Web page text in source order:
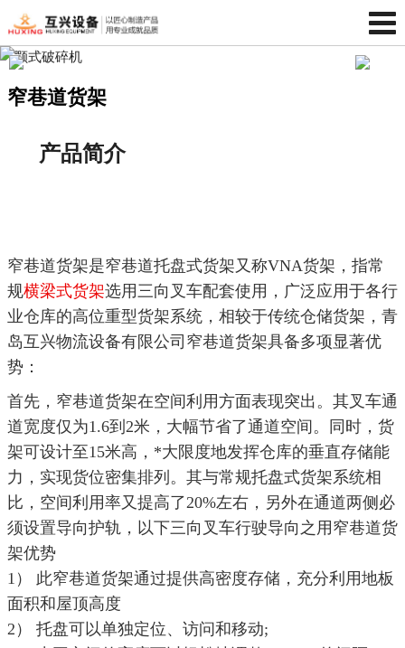
窄巷道货架
产品简介
窄巷道货架是窄巷道托盘式货架又称VNA货架，指常
规横梁式货架选用三向叉车配套使用，广泛应用于各行
业仓库的高位重型货架系统，相较于传统仓储货架，青
岛互兴物流设备有限公司窄巷道货架具备多项显著优
势：
首先，窄巷道货架在空间利用方面表现突出。其叉车通
道宽度仅为1.6到2米，大幅节省了通道空间。同时，货
架可设计至15米高， *大限度地发挥仓库的垂直存储能
力，实现货位密集排列。其与常规托盘式货架系统相
比，空间利用率又提高了20%左右，另外在通道两侧必
须设置导向护轨，以下三向叉车行驶导向之用窄巷道货
架优势
1） 此窄巷道货架通过提供高密度存储，充分利用地板
面积和屋顶高度
2） 托盘可以单独定位、访问和移动;